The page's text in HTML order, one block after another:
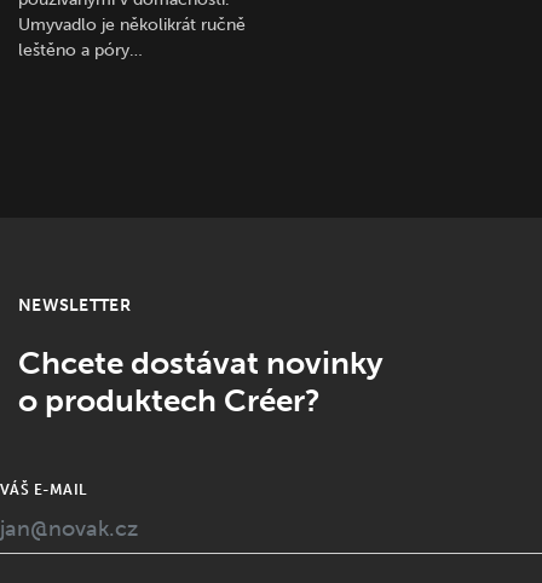
Umyvadlo je několikrát ručně
leštěno a póry…
NEWSLETTER
Chcete dostávat novinky
o produktech Créer?
VÁŠ E-MAIL